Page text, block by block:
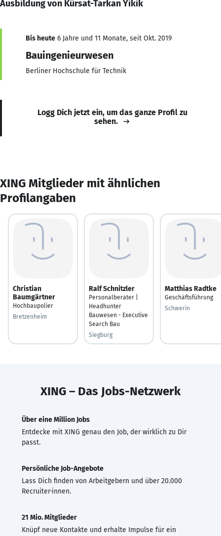
Ausbildung von Kürsat-Tarkan Yikik
Bis heute 6 Jahre und 11 Monate, seit Okt. 2019
Bauingenieurwesen
Berliner Hochschule für Technik
Logg Dich jetzt ein, um das ganze Profil zu
sehen.
XING Mitglieder mit ähnlichen
Profilangaben
Christian
Baumgärtner
Hochbaupolier
Bretzenheim
Ralf Schnitzler
Personalberater |
Headhunter
Bauwesen - Executive
Search Bau
Siegburg
Matthias Radtke
Geschäftsführung
Schwerin
XING – Das Jobs-Netzwerk
Über eine Million Jobs
Entdecke mit XING genau den Job, der wirklich zu Dir
passt.
Persönliche Job-Angebote
Lass Dich finden von Arbeitgebern und über 20.000
Recruiter·innen.
21 Mio. Mitglieder
Knüpf neue Kontakte und erhalte Impulse für ein